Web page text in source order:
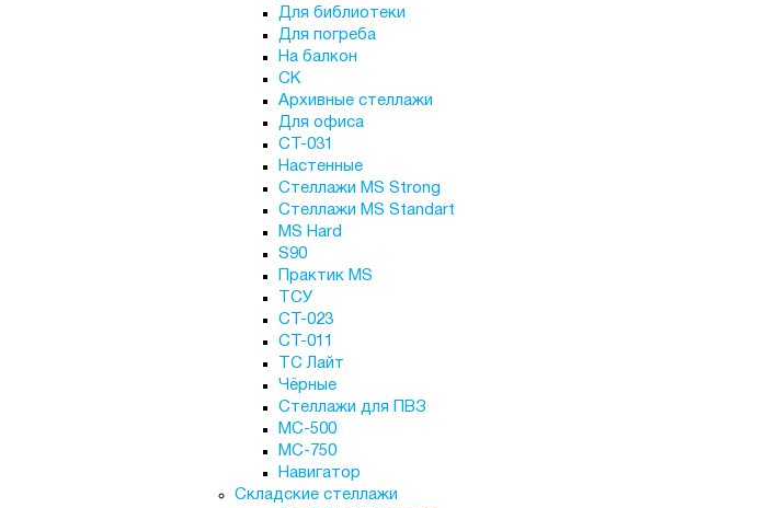
Для библиотеки
Для погреба
На балкон
СК
Архивные стеллажи
Для офиса
СТ-031
Настенные
Стеллажи MS Strong
Стеллажи MS Standart
MS Hard
S90
Практик MS
ТСУ
СТ-023
СТ-011
ТС Лайт
Чёрные
Стеллажи для ПВЗ
МС-500
МС-750
Навигатор
Складские стеллажи